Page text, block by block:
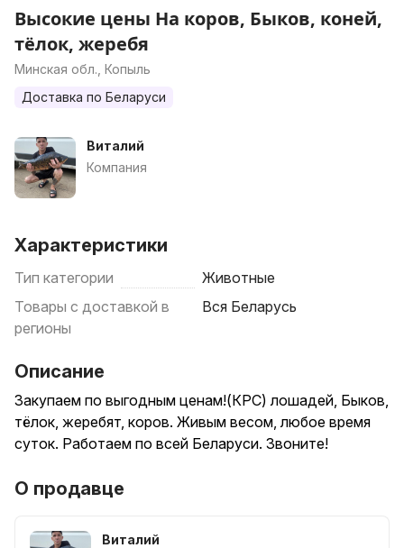
Высокие цены На коров, Быков, коней,
тёлок, жеребя
Минская обл., Копыль
Доставка по Беларуси
Виталий
Компания
Характеристики
Тип категории
Животные
Товары с доставкой в
регионы
Вся Беларусь
Описание
Закупаем по выгодным ценам!(КРС) лошадей, Быков,
тёлок, жеребят, коров. Живым весом, любое время
суток. Работаем по всей Беларуси. Звоните!
О продавце
Виталий